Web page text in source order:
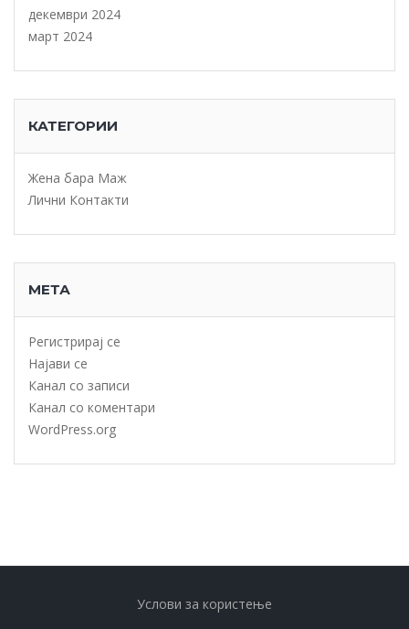
декември 2024
март 2024
КАТЕГОРИИ
Жена бара Маж
Лични Контакти
МЕТА
Регистрирај се
Најави се
Канал со записи
Канал со коментари
WordPress.org
Услови за користење